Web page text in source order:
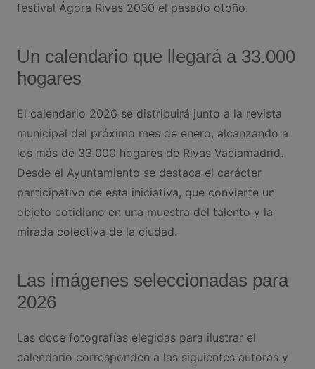
festival Ágora Rivas 2030 el pasado otoño.
Un calendario que llegará a 33.000
hogares
El calendario 2026 se distribuirá junto a la revista
municipal del próximo mes de enero, alcanzando a
los más de 33.000 hogares de Rivas Vaciamadrid.
Desde el Ayuntamiento se destaca el carácter
participativo de esta iniciativa, que convierte un
objeto cotidiano en una muestra del talento y la
mirada colectiva de la ciudad.
Las imágenes seleccionadas para
2026
Las doce fotografías elegidas para ilustrar el
calendario corresponden a las siguientes autoras y